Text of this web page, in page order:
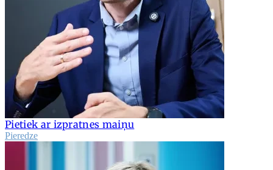
Pietiek ar izpratnes maiņu
Pieredze